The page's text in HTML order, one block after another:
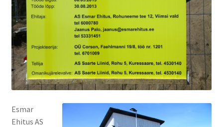
Esmar
Ehitus AS